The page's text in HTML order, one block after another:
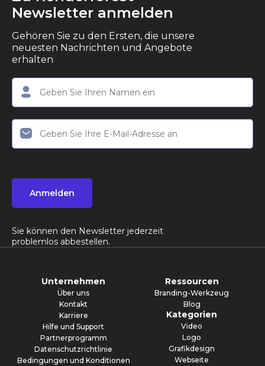
Newsletter anmelden
Gehören Sie zu den Ersten, die unsere
neuesten Nachrichten und Angebote
erhalten
Anmelden
Sie können den Newsletter jederzeit
problemlos abbestellen.
Unternehmen
Über uns
Kontakt
Karriere
Hilfe und Support
Partnerprogramm
Datenschutzrichtlinie
Bedingungen und Konditionen
Ressourcen
Branding-Werkzeug
Blog
Kategorien
Video
Logo
Grafikdesign
Webseite